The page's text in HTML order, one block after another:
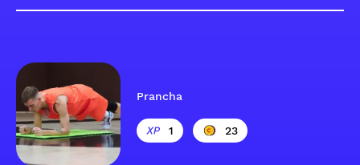
Prancha
1 23